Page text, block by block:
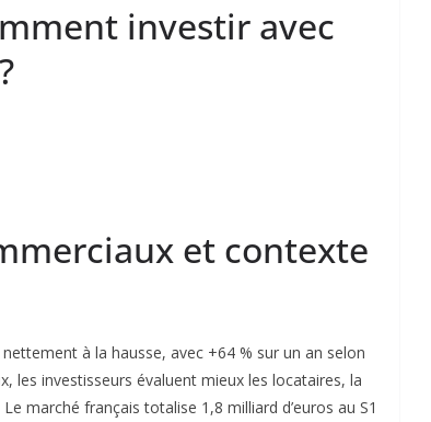
investir avec
et contexte
à la hausse, avec +64 % sur un an selon
les investisseurs évaluent mieux les locataires, la
marché français totalise 1,8 milliard d’euros au S1